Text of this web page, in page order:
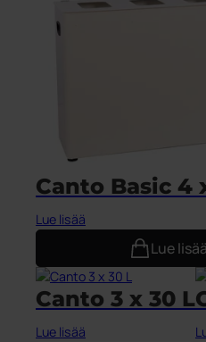
Canto Basic 4
Lue lisää
Lue lisää
Canto 3 x 30 L
Lue lisää